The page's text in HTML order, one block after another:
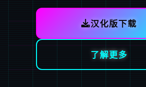
汉化版下载
了解更多